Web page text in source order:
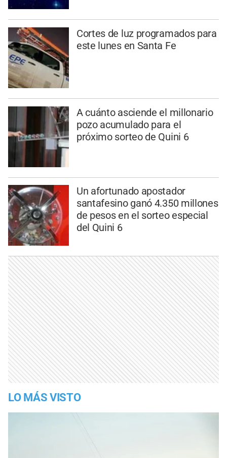
Cortes de luz programados para
este lunes en Santa Fe
A cuánto asciende el millonario
pozo acumulado para el
próximo sorteo de Quini 6
Un afortunado apostador
santafesino ganó 4.350 millones
de pesos en el sorteo especial
del Quini 6
LO MÁS VISTO